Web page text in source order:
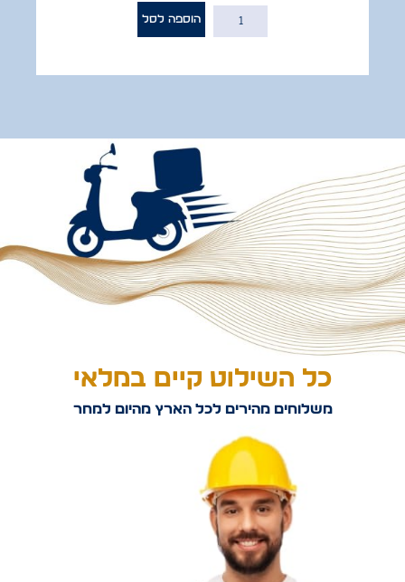
הוספה לסל
כל השילוט קיים במלאי
משלוחים מהירים לכל הארץ מהיום למחר